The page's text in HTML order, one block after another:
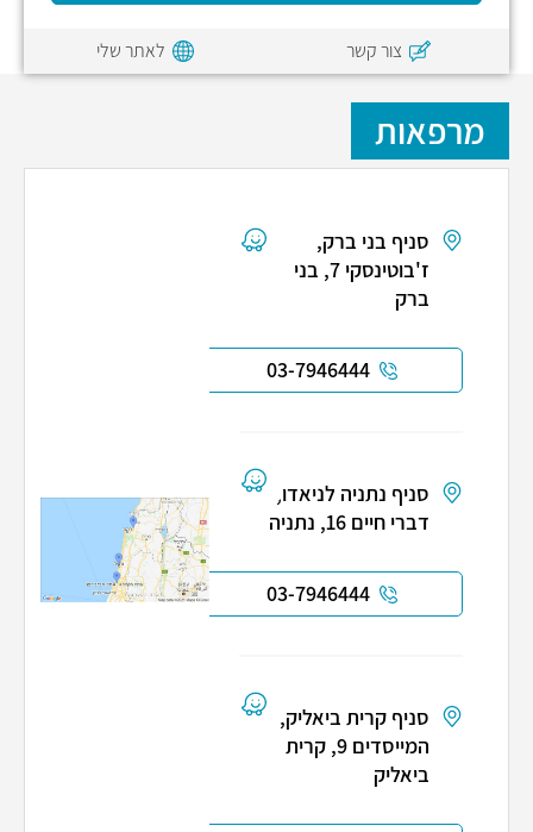
צור קשר לאתר שלי
מרפאות
סניף בני ברק,
ז'בוטינסקי 7, בני
ברק
03-7946444
סניף נתניה לניאדו,
דברי חיים 16, נתניה
03-7946444
סניף קרית ביאליק,
המייסדים 9, קרית
ביאליק